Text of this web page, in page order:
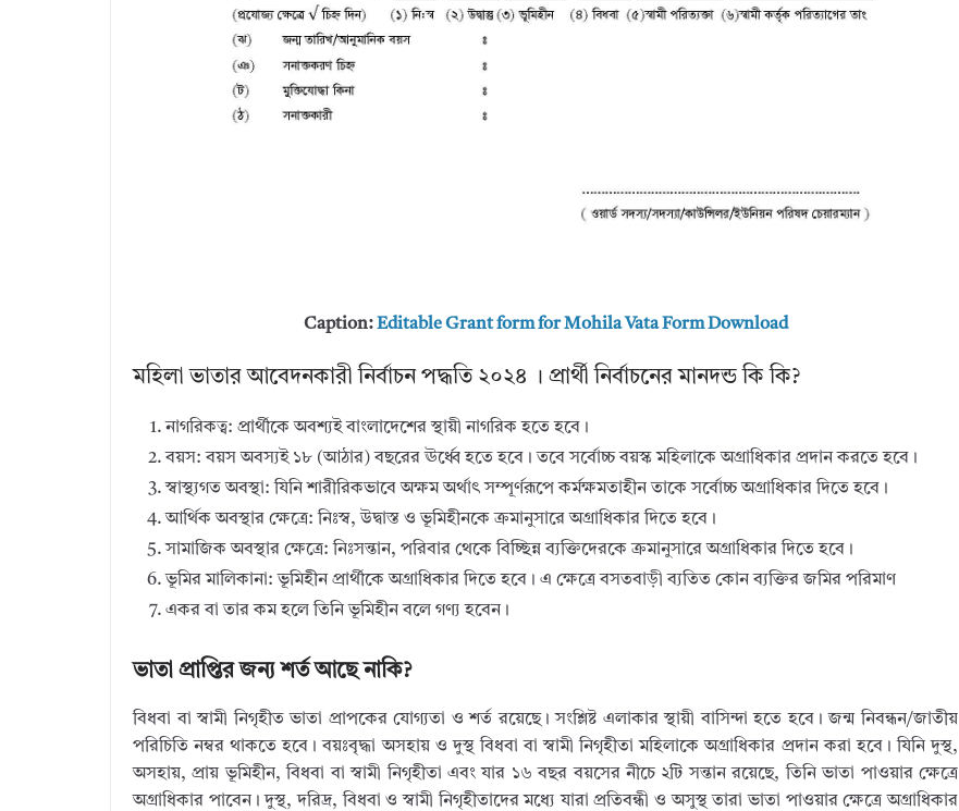
Caption:Editable Grant form for Mohila Vata Form Download
মহিলা ভাতার আবেদনকারী নির্বাচন পদ্ধতি ২০২৪ । প্রার্থী নির্বাচনের মানদন্ড কি কি?
নাগরিকত্ব: প্রার্থীকে অবশ্যই বাংলাদেশের স্থায়ী নাগরিক হতে হবে।
বয়স: বয়স অবস্যই ১৮ (আঠার) বছরের ঊর্ধ্বে হতে হবে। তবে সর্বোচ্চ বয়স্ক মহিলাকে অগ্রাধিকার প্রদান করতে হবে।
স্বাস্থ্যগত অবস্থা: যিনি শারীরিকভাবে অক্ষম অর্থাৎ সম্পূর্ণরূপে কর্মক্ষমতাহীন তাকে সর্বোচ্চ অগ্রাধিকার দিতে হবে।
আর্থিক অবস্থার ক্ষেত্রে: নিঃস্ব, উদ্বাস্ত ও ভূমিহীনকে ক্রমানুসারে অগ্রাধিকার দিতে হবে।
সামাজিক অবস্থার ক্ষেত্রে: নিঃসন্তান, পরিবার থেকে বিচ্ছিন্ন ব্যক্তিদেরকে ক্রমানুসারে অগ্রাধিকার দিতে হবে।
ভূমির মালিকানা: ভূমিহীন প্রার্থীকে অগ্রাধিকার দিতে হবে। এ ক্ষেত্রে বসতবাড়ী ব্যতিত কোন ব্যক্তির জমির পরিমাণ
একর বা তার কম হলে তিনি ভূমিহীন বলে গণ্য হবেন।
ভাতা প্রাপ্তির জন্য শর্ত আছে নাকি?
বিধবা বা স্বামী নিগৃহীত ভাতা প্রাপকের যোগ্যতা ও শর্ত রয়েছে। সংশ্লিষ্ট এলাকার স্থায়ী বাসিন্দা হতে হবে। জন্ম নিবন্ধন/জাতীয়
পরিচিতি নম্বর থাকতে হবে। বয়ঃবৃদ্ধা অসহায় ও দুস্থ বিধবা বা স্বামী নিগৃহীতা মহিলাকে অগ্রাধিকার প্রদান করা হবে। যিনি দুস্থ,
অসহায়, প্রায় ভূমিহীন, বিধবা বা স্বামী নিগৃহীতা এবং যার ১৬ বছর বয়সের নীচে ২টি সন্তান রয়েছে, তিনি ভাতা পাওয়ার ক্ষেত্রে
অগ্রাধিকার পাবেন। দুস্থ, দরিদ্র, বিধবা ও স্বামী নিগৃহীতাদের মধ্যে যারা প্রতিবন্ধী ও অসুস্থ তারা ভাতা পাওয়ার ক্ষেত্রে অগ্রাধিকার